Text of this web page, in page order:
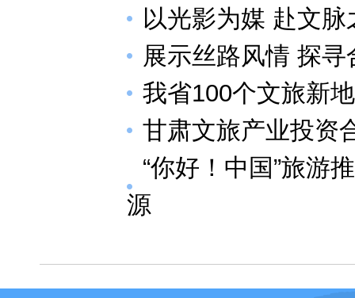
以光影为媒 赴文脉
展示丝路风情 探
我省100个文旅新
甘肃文旅产业投资
“你好！中国”旅游
源